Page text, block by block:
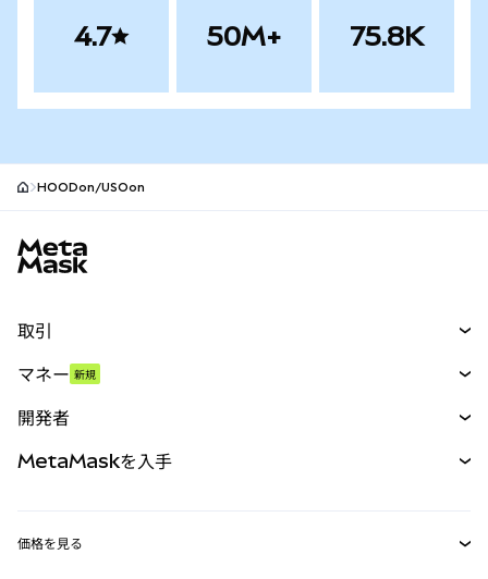
4.7 50M+ 75.8K
HOODon/USOon
取引
パーペチュアル
RWA
マネー 新規
開発者
MetaMaskを入手
価格を見る